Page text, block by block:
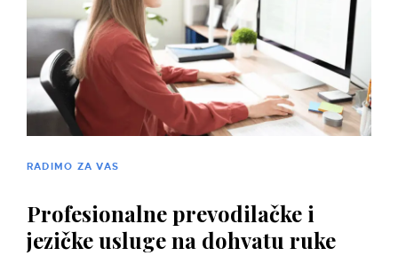
RADIMO ZA VAS
Profesionalne prevodilačke i
jezičke usluge na dohvatu ruke